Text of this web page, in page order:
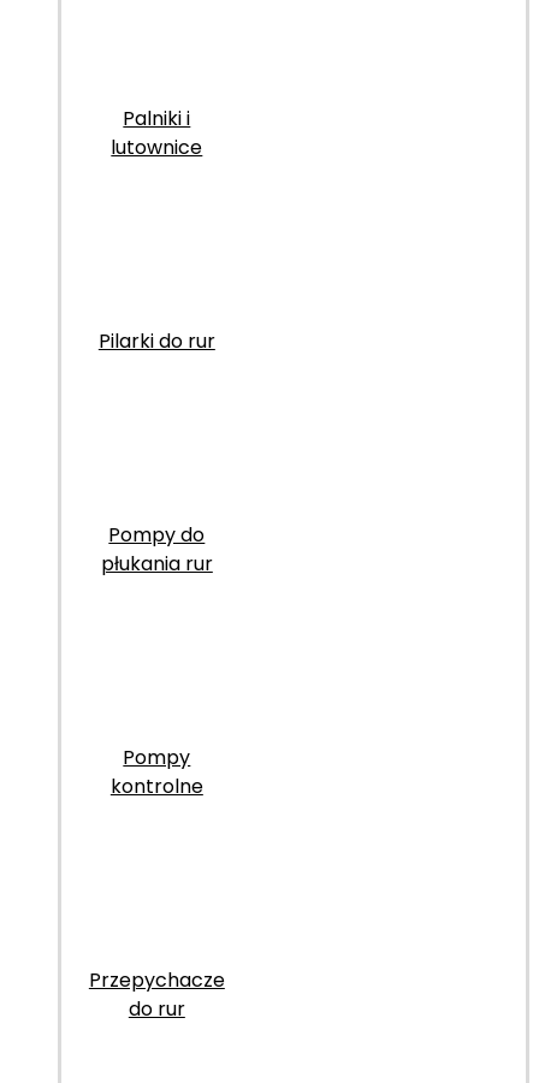
Palniki i
lutownice
Pilarki do rur
Pompy do
płukania rur
Pompy
kontrolne
Przepychacze
do rur